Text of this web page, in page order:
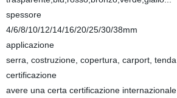
spessore
4/6/8/10/12/14/16/20/25/30/38mm
applicazione
serra, costruzione, copertura, carport, tenda
certificazione
avere una certa certificazione internazionale